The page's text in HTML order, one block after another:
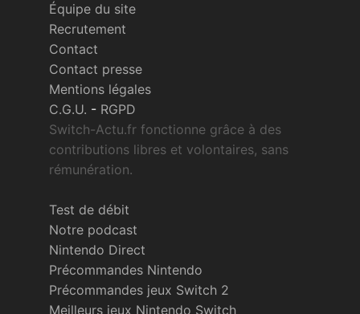
Équipe du site
Recrutement
Contact
Contact presse
Mentions légales
C.G.U. - RGPD
Switch-Actu.fr fonctionne grâce à des
contributions libres et volontaires, sans
rémunération.
Test de débit
Notre podcast
Nintendo Direct
Précommandes Nintendo
Précommandes jeux Switch 2
Meilleurs jeux Nintendo Switch